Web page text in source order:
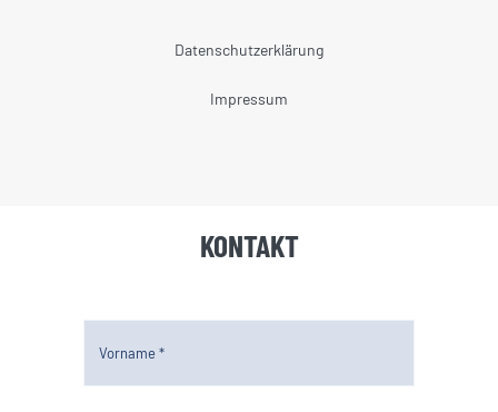
Datenschutzerklärung
Impressum
KONTAKT